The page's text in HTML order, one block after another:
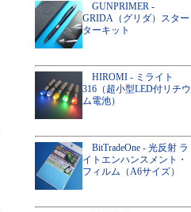
GUNPRIMER -
GRIDA（グリダ）スター
ターキット
HIROMI - ミライト
316（超小型LED付リチウ
ム電池）
BitTradeOne - 光反射 ラ
イトエンハンスメント・
フィルム（A6サイズ）